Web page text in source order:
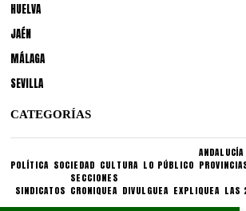
HUELVA
JAÉN
MÁLAGA
SEVILLA
CATEGORÍAS
POLÍTICA SOCIEDAD CULTURA LO PÚBLICO
ANDALUCÍA
SINDICATOS
SECCIONES
CRONIQUEA DIVULGUEA EXPLIQUEA LAS